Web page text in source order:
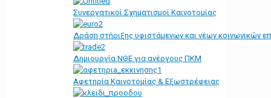
Συνεργατικοί Σχηματισμοί Καινοτομίας
Δράση στήριξης υφιστάμενων και νέων κοινωνικών
Δημιουργία ΝΘΕ για ανέργους ΠΚΜ
Αφετηρία Kαινοτομίας & Εξωστρέφειας